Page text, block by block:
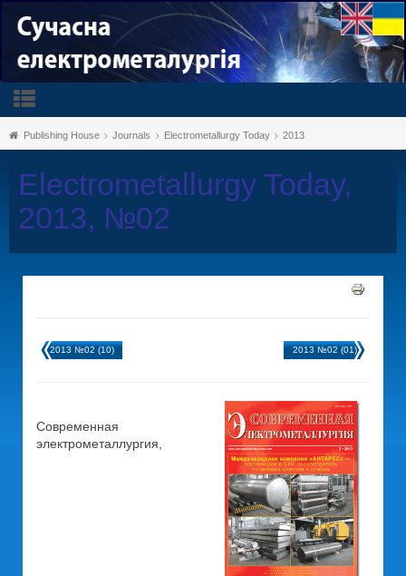
Publishing House Journals Electrometallurgy Today 2013
Electrometallurgy Today,
2013, №02
2013 №02 (10) 2013 №02 (01)
Современная
электрометаллургия,